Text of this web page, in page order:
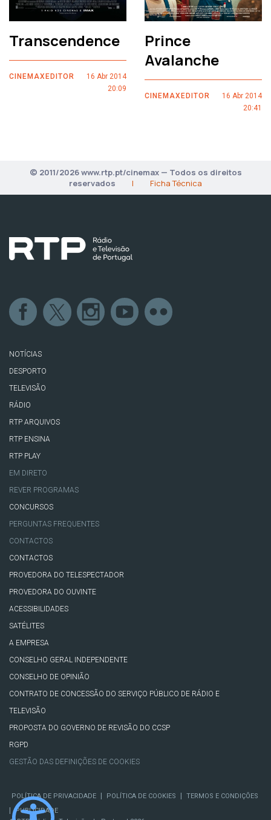
Transcendence
CINEMAXEDITOR
16 Abr 2014
20:09
Prince
Avalanche
CINEMAXEDITOR
16 Abr 2014
20:41
© 2011/2026 www.rtp.pt/cinemax — Todos os direitos
reservados
| Ficha Técnica
NOTÍCIAS
DESPORTO
TELEVISÃO
RÁDIO
RTP ARQUIVOS
RTP ENSINA
RTP PLAY
EM DIRETO
REVER PROGRAMAS
CONCURSOS
PERGUNTAS FREQUENTES
CONTACTOS
CONTACTOS
PROVEDORA DO TELESPECTADOR
PROVEDORA DO OUVINTE
ACESSIBILIDADES
SATÉLITES
A EMPRESA
CONSELHO GERAL INDEPENDENTE
CONSELHO DE OPINIÃO
CONTRATO DE CONCESSÃO DO SERVIÇO PÚBLICO DE RÁDIO E
TELEVISÃO
PROPOSTA DO GOVERNO DE REVISÃO DO CCSP
RGPD
GESTÃO DAS DEFINIÇÕES DE COOKIES
POLÍTICA DE PRIVACIDADE | POLÍTICA DE COOKIES | TERMOS E CONDIÇÕES
|
PUBLICIDADE